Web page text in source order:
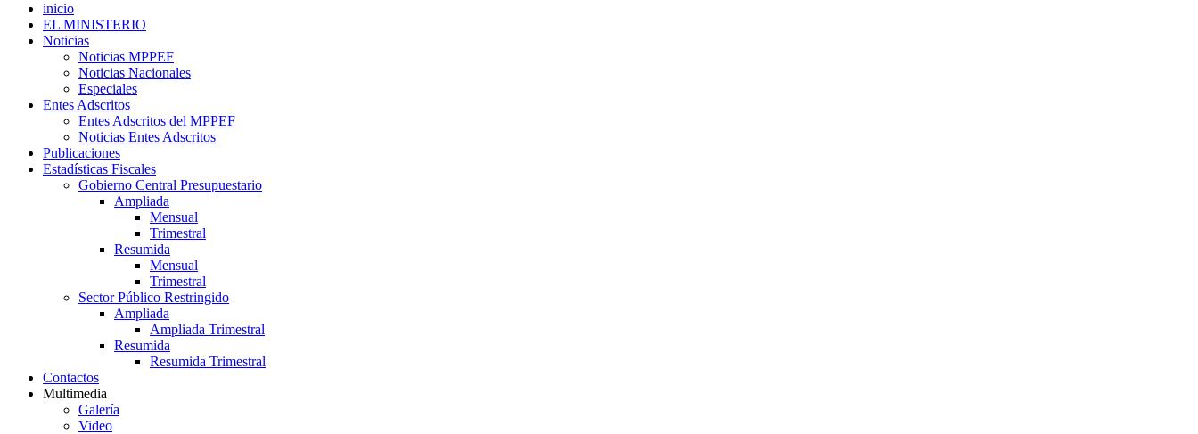
inicio
EL MINISTERIO
Noticias
Noticias MPPEF
Noticias Nacionales
Especiales
Entes Adscritos
Entes Adscritos del MPPEF
Noticias Entes Adscritos
Publicaciones
Estadísticas Fiscales
Gobierno Central Presupuestario
Ampliada
Mensual
Trimestral
Resumida
Mensual
Trimestral
Sector Público Restringido
Ampliada
Ampliada Trimestral
Resumida
Resumida Trimestral
Contactos
Multimedia
Galería
Video